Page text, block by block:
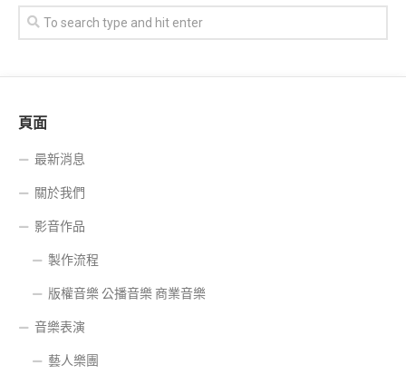
頁面
最新消息
關於我們
影音作品
製作流程
版權音樂 公播音樂 商業音樂
音樂表演
藝人樂團